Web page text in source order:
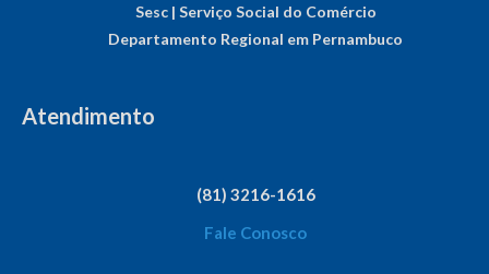
Sesc | Serviço Social do Comércio
Departamento Regional em Pernambuco
Atendimento
(81) 3216-1616
Fale Conosco